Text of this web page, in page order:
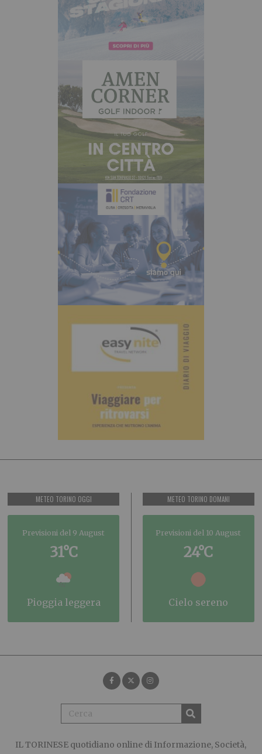
METEO TORINO OGGI
Previsioni del 9 August
31°C
pioggia leggera
METEO TORINO DOMANI
Previsioni del 10 August
24°C
cielo sereno
IL TORINESE quotidiano online di Informazione, Società,